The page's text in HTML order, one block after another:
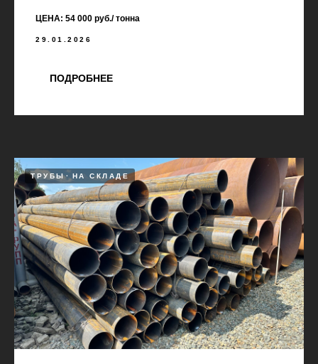
ЦЕНА: 54 000 руб./ тонна
29.01.2026
ПОДРОБНЕЕ
ТРУБЫ НА СКЛАДЕ